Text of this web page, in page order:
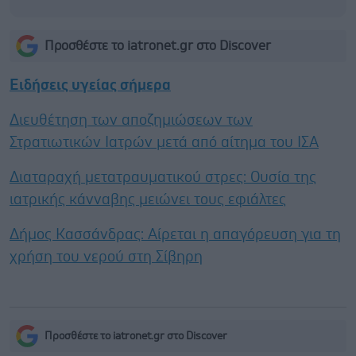
Προσθέστε το iatronet.gr στο Discover
Ειδήσεις υγείας σήμερα
Διευθέτηση των αποζημιώσεων των
Στρατιωτικών Ιατρών μετά από αίτημα του ΙΣΑ
Διαταραχή μετατραυματικού στρες: Ουσία της
ιατρικής κάνναβης μειώνει τους εφιάλτες
Δήμος Κασσάνδρας: Αίρεται η απαγόρευση για τη
χρήση του νερού στη Σίβηρη
Προσθέστε το iatronet.gr στο Discover